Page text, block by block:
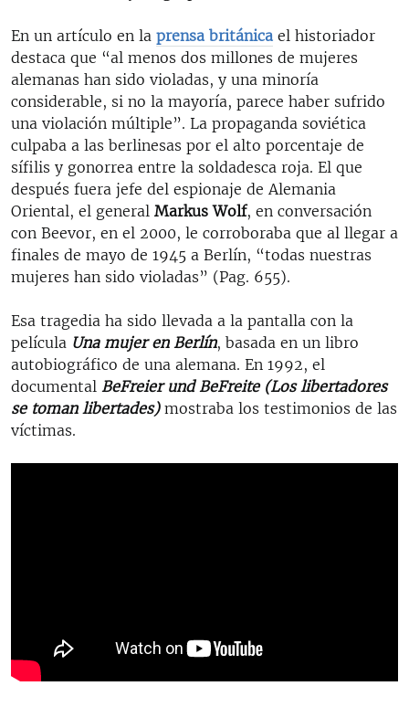
En un artículo en la prensa británica el historiador
destaca que “al menos dos millones de mujeres
alemanas han sido violadas, y una minoría
considerable, si no la mayoría, parece haber sufrido
una violación múltiple”. La propaganda soviética
culpaba a las berlinesas por el alto porcentaje de
sífilis y gonorrea entre la soldadesca roja. El que
después fuera jefe del espionaje de Alemania
Oriental, el general Markus Wolf, en conversación
con Beevor, en el 2000, le corroboraba que al llegar a
finales de mayo de 1945 a Berlín, “todas nuestras
mujeres han sido violadas” (Pag. 655).
Esa tragedia ha sido llevada a la pantalla con la
película Una mujer en Berlín, basada en un libro
autobiográfico de una alemana. En 1992, el
documental BeFreier und BeFreite (Los libertadores
se toman libertades) mostraba los testimonios de las
víctimas.